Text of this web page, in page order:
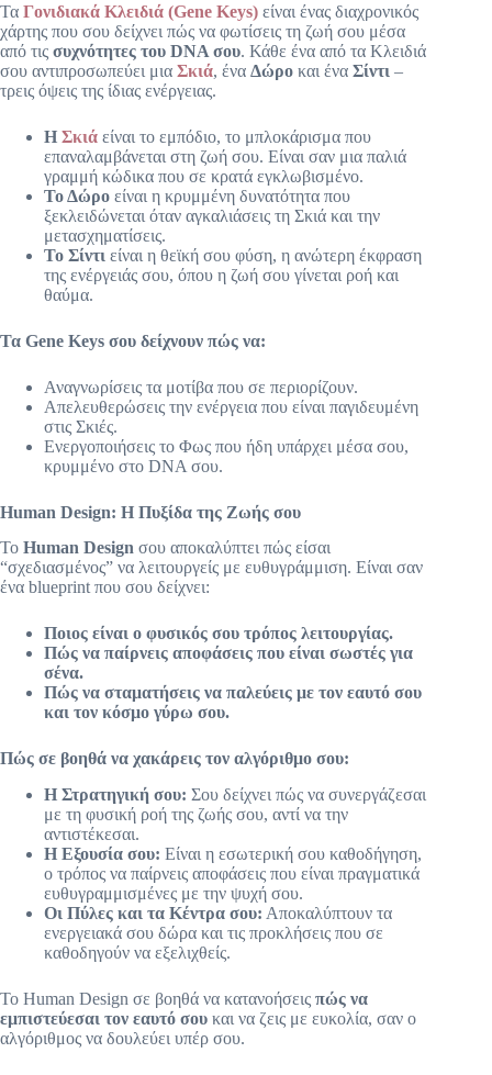
Τα Γονιδιακά Κλειδιά (Gene Keys) είναι ένας διαχρονικός
χάρτης που σου δείχνει πώς να φωτίσεις τη ζωή σου μέσα
από τις συχνότητες του DNA σου. Κάθε ένα από τα Κλειδιά
σου αντιπροσωπεύει μια Σκιά, ένα Δώρο και ένα Σίντι –
τρεις όψεις της ίδιας ενέργειας.
Η Σκιά είναι το εμπόδιο, το μπλοκάρισμα που
επαναλαμβάνεται στη ζωή σου. Είναι σαν μια παλιά
γραμμή κώδικα που σε κρατά εγκλωβισμένο.
Το Δώρο είναι η κρυμμένη δυνατότητα που
ξεκλειδώνεται όταν αγκαλιάσεις τη Σκιά και την
μετασχηματίσεις.
Το Σίντι είναι η θεϊκή σου φύση, η ανώτερη έκφραση
της ενέργειάς σου, όπου η ζωή σου γίνεται ροή και
θαύμα.
Τα Gene Keys σου δείχνουν πώς να:
Αναγνωρίσεις τα μοτίβα που σε περιορίζουν.
Απελευθερώσεις την ενέργεια που είναι παγιδευμένη
στις Σκιές.
Ενεργοποιήσεις το Φως που ήδη υπάρχει μέσα σου,
κρυμμένο στο DNA σου.
Human Design: Η Πυξίδα της Ζωής σου
Το Human Design σου αποκαλύπτει πώς είσαι
“σχεδιασμένος” να λειτουργείς με ευθυγράμμιση. Είναι σαν
ένα blueprint που σου δείχνει:
Ποιος είναι ο φυσικός σου τρόπος λειτουργίας.
Πώς να παίρνεις αποφάσεις που είναι σωστές για
σένα.
Πώς να σταματήσεις να παλεύεις με τον εαυτό σου
και τον κόσμο γύρω σου.
Πώς σε βοηθά να χακάρεις τον αλγόριθμο σου:
Η Στρατηγική σου: Σου δείχνει πώς να συνεργάζεσαι
με τη φυσική ροή της ζωής σου, αντί να την
αντιστέκεσαι.
Η Εξουσία σου: Είναι η εσωτερική σου καθοδήγηση,
ο τρόπος να παίρνεις αποφάσεις που είναι πραγματικά
ευθυγραμμισμένες με την ψυχή σου.
Οι Πύλες και τα Κέντρα σου: Αποκαλύπτουν τα
ενεργειακά σου δώρα και τις προκλήσεις που σε
καθοδηγούν να εξελιχθείς.
Το Human Design σε βοηθά να κατανοήσεις πώς να
εμπιστεύεσαι τον εαυτό σου και να ζεις με ευκολία, σαν ο
αλγόριθμος να δουλεύει υπέρ σου.